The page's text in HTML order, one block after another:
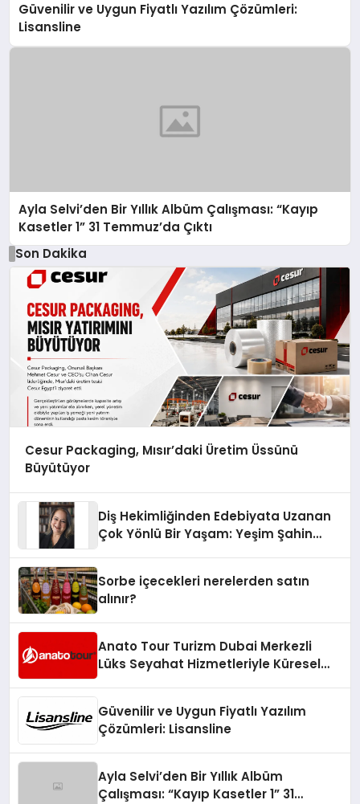
Güvenilir ve Uygun Fiyatlı Yazılım Çözümleri:
Lisansline
Ayla Selvi’den Bir Yıllık Albüm Çalışması: “Kayıp
Kasetler 1” 31 Temmuz’da Çıktı
Son Dakika
Cesur Packaging, Mısır’daki Üretim Üssünü
Büyütüyor
Diş Hekimliğinden Edebiyata Uzanan
Çok Yönlü Bir Yaşam: Yeşim Şahin
Sorbe içecekleri nerelerden satın
alınır?
Anato Tour Turizm Dubai Merkezli
Lüks Seyahat Hizmetleriyle Küresel
Güvenilir ve Uygun Fiyatlı Yazılım
Çözümleri: Lisansline
Ayla Selvi’den Bir Yıllık Albüm
Çalışması: “Kayıp Kasetler 1” 31